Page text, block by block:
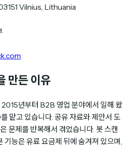
Vilnius, Lithuania
든 이유
년부터 B2B 영업 분야에서 일해 왔
맡고 있습니다. 공유 자료와 제안서 도
문제를 반복해서 겪었습니다. 봇 스캔
기능은 유료 요금제 뒤에 숨겨져 있으며,